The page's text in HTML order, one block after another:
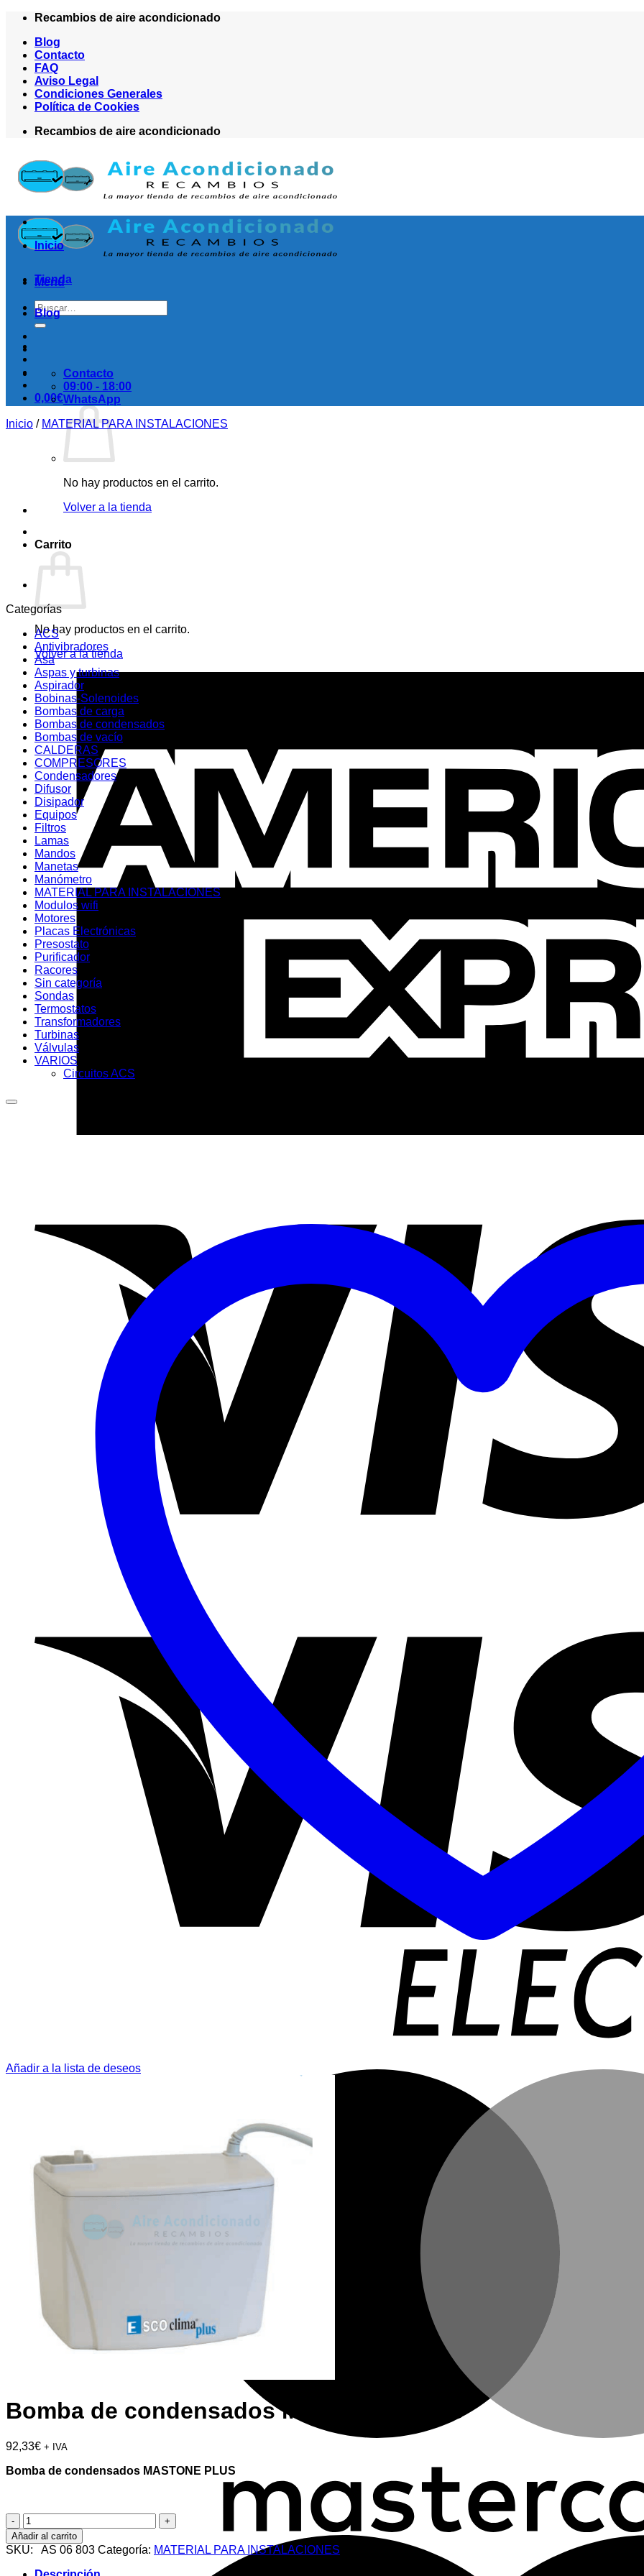
Saltar
contenido
Recambios de aire acondicionado
Blog
Contacto
FAQ
Aviso Legal
Condiciones Generales
Política de Cookies
Recambios de aire acondicionado
Menú
Buscar
por:
0,00€
No hay productos en el carrito.
Volver a la tienda
Carrito
No hay productos en el carrito.
Volver a la tienda
Inicio
Tienda
Blog
Contacto
09:00 - 18:00
WhatsApp
Inicio / MATERIAL PARA INSTALACIONES
Categorías
ACS
Antivibradores
Asa
Aspas y turbinas
Aspirador
Bobinas-Solenoides
Bombas de carga
Bombas de condensados
Bombas de vacío
CALDERAS
COMPRESORES
Condensadores
Difusor
Disipador
Equipos
Filtros
Lamas
Mandos
Manetas
Manómetro
MATERIAL PARA INSTALACIONES
Modulos wifi
Motores
Placas Electrónicas
Presostato
Purificador
Racores
Sin categoría
Sondas
Termostatos
Transformadores
Turbinas
Válvulas
VARIOS
Circuitos ACS
Añadir a la lista de deseos
Bomba de condensados MASTONE PLUS
92,33€ + IVA
Bomba de condensados MASTONE PLUS
Bomba
de
condensados
MASTONE
PLUS
Añadir al carrito
SKU: AS 06 803 Categoría: MATERIAL PARA INSTALACIONES